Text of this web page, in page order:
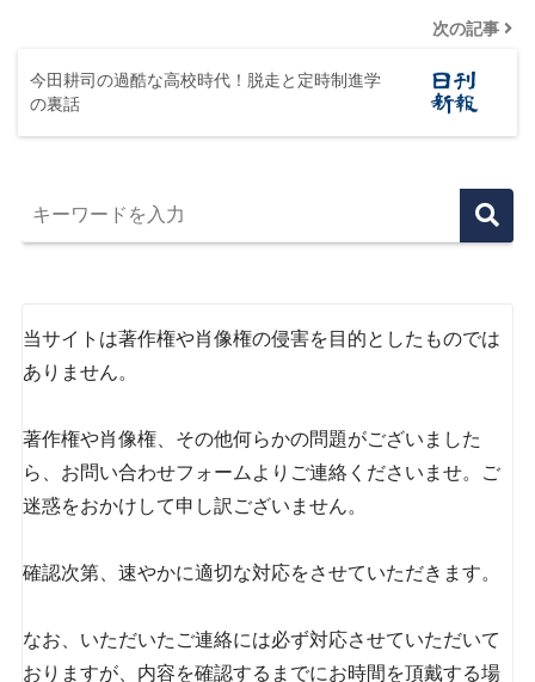
次の記事
今田耕司の過酷な高校時代！脱走と定時制進学
の裏話
当サイトは著作権や肖像権の侵害を目的としたものでは
ありません。
著作権や肖像権、その他何らかの問題がございました
ら、お問い合わせフォームよりご連絡くださいませ。ご
迷惑をおかけして申し訳ございません。
確認次第、速やかに適切な対応をさせていただきます。
なお、いただいたご連絡には必ず対応させていただいて
おりますが、内容を確認するまでにお時間を頂戴する場